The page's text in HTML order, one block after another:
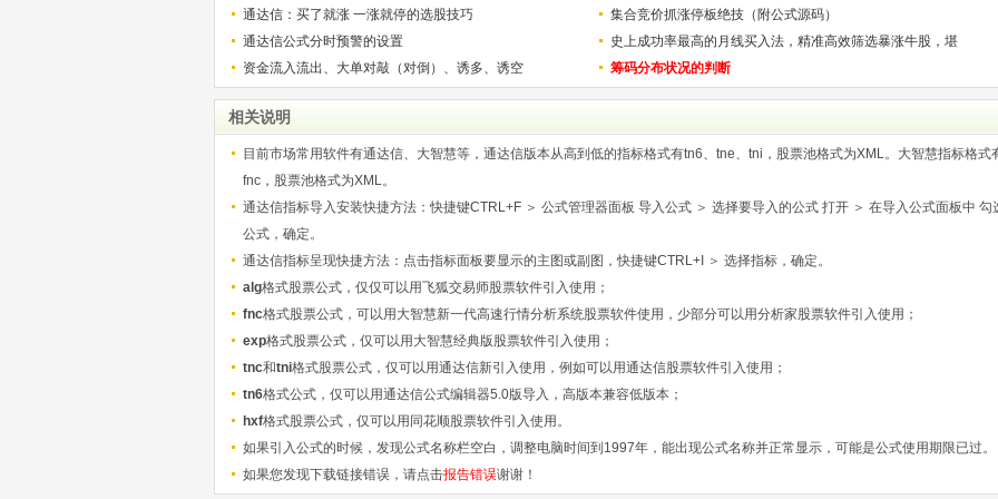
用
通达信：买了就涨 一涨就停的选股技巧
集合竞价抓涨停板绝技（附公式源码）
通达信公式分时预警的设置
史上成功率最高的月线买入法，精准高效筛选暴涨牛股，堪
称选股法宝！
资金流入流出、大单对敲（对倒）、诱多、诱空 筹码分布状况的判断
相关说明
目前市场常用软件有通达信、大智慧等，通达信版本从高到低的指标格式有tn6、tne、tni，股票池格式为XML。大智慧指标格式
fnc，股票池格式为XML。
通达信指标导入安装快捷方法：快捷键CTRL+F ＞ 公式管理器面板 导入公式 ＞ 选择要导入的公式 打开 ＞ 在导入公式面板中 勾
公式，确定。
通达信指标呈现快捷方法：点击指标面板要显示的主图或副图，快捷键CTRL+I ＞ 选择指标，确定。
alg格式股票公式，仅仅可以用飞狐交易师股票软件引入使用；
fnc格式股票公式，可以用大智慧新一代高速行情分析系统股票软件使用，少部分可以用分析家股票软件引入使用；
exp格式股票公式，仅可以用大智慧经典版股票软件引入使用；
tnc和tni格式股票公式，仅可以用通达信新引入使用，例如可以用通达信股票软件引入使用；
tn6格式公式，仅可以用通达信公式编辑器5.0版导入，高版本兼容低版本；
hxf格式股票公式，仅可以用同花顺股票软件引入使用。
如果引入公式的时候，发现公式名称栏空白，调整电脑时间到1997年，能出现公式名称并正常显示，可能是公式使用期限已过。
如果您发现下载链接错误，请点击报告错误谢谢！